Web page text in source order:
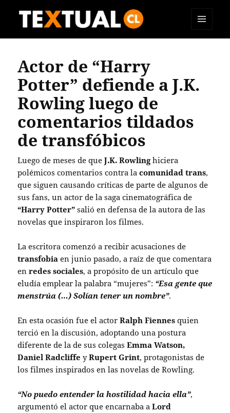
Actor de “Harry
Potter” defiende a J.K.
Rowling luego de
comentarios tildados
de transfóbicos
Luego de meses de queJ.K. Rowlinghiciera
polémicos comentarios contra lacomunidad trans,
que siguen causando críticas de parte de algunos de
sus fans, un actor de la saga cinematográfica de
“Harry Potter” salió en defensa de la autora de las
novelas que inspiraron los filmes.
La escritora comenzó a recibir acusaciones de
transfobia en junio pasado, a raíz de que comentara
enredes sociales, a propósito de un artículo que
eludía emplear la palabra “mujeres”: “Esa gente que
menstrúa (…) Solían tener un nombre”.
En esta ocasión fue el actorRalph Fiennes quien
terció en la discusión, adoptando una postura
diferente de la de sus colegasEmma Watson,
Daniel Radcliffe yRupert Grint, protagonistas de
los filmes inspirados en las novelas de Rowling.
“No puedo entender la hostilidad hacia ella”,
argumentó el actor que encarnaba aLord